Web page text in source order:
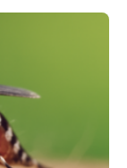
Jahren
heraus,
Arten
Geflechte
ist: Die